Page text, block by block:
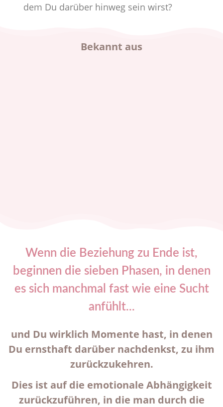
dem Du darüber hinweg sein wirst?
Bekannt aus
Wenn die Beziehung zu Ende ist,
beginnen die sieben Phasen, in denen
es sich manchmal fast wie eine Sucht
anfühlt...
und Du wirklich Momente hast, in denen
Du ernsthaft darüber nachdenkst, zu ihm
zurückzukehren.
Dies ist auf die emotionale Abhängigkeit
zurückzuführen, in die man durch die